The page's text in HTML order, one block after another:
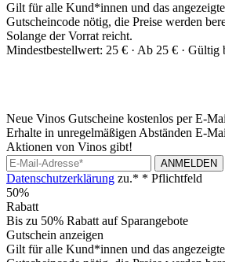
Gilt für alle Kund*innen und das
Gutscheincode nötig, die Preise werden
Solange der Vorrat reicht.
Mindestbestellwert: 25 € · Ab 25 € · Gültig
Neue Vinos Gutscheine kostenlos per E-
Erhalte in unregelmäßigen Abständen E-
Aktionen von Vinos gibt!
ANMELDEN
Datenschutzerklärung zu.* * Pflichtfeld
50%
Rabatt
Bis zu 50% Rabatt auf Sparangebote
Gutschein anzeigen
Gilt für alle Kund*innen und das